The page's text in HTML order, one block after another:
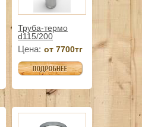
Труба-термо
d115/200
Цена: от 7700тг